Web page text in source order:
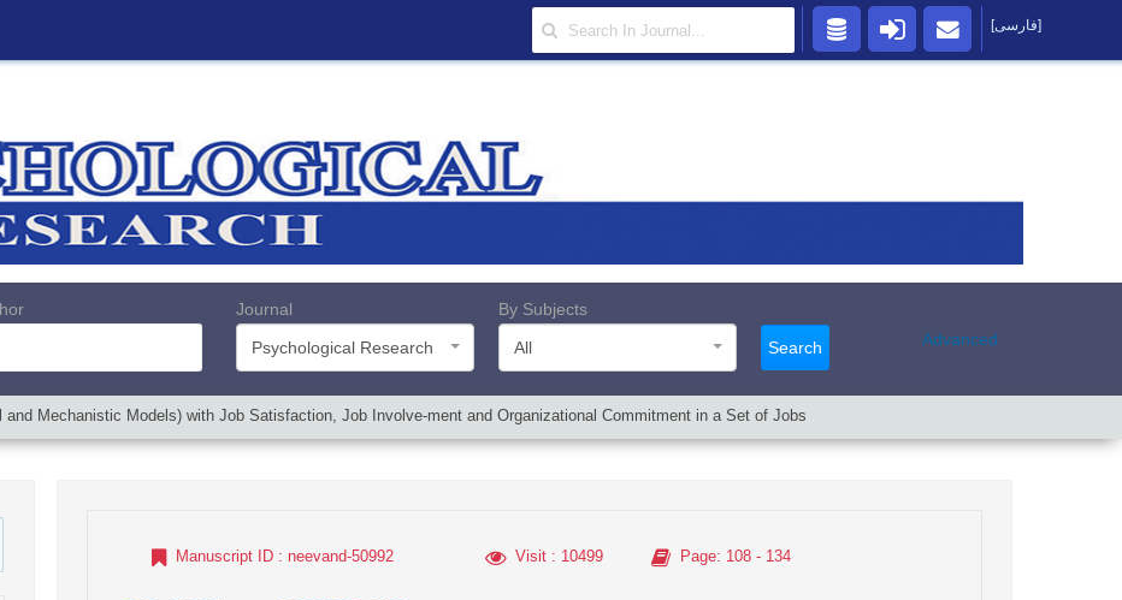
Journal
Psychological Research
By Subjects
All
Search Advanced
and Mechanistic Models) with Job Satisfaction, Job Involve-ment and Organizational Commitment in a Set of Jobs
Manuscript ID : neevand-50992 Visit: 10499 Page: 108 - 134
[فارسی]